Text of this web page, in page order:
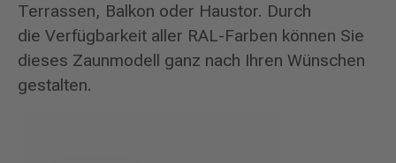
Terrassen, Balkon oder Haustor. Durch
die Verfügbarkeit aller RAL-Farben können Sie
dieses Zaunmodell ganz nach Ihren Wünschen
gestalten.